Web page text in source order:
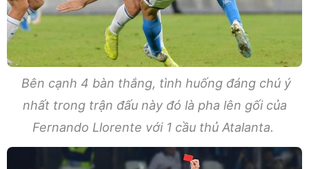
Bên cạnh 4 bàn thắng, tình huống đáng chú ý
nhất trong trận đấu này đó là pha lên gối của
Fernando Llorente với 1 cầu thủ Atalanta.